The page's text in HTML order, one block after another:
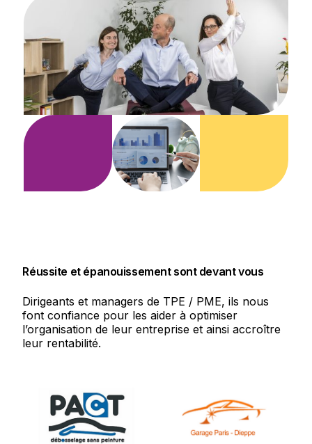
Réussite et épanouissementsont devantvous
Dirigeants et managers de TPE / PME, ils nous
font confiance pour les aider à optimiser
l’organisation de leur entreprise et ainsi accroître
leur rentabilité.